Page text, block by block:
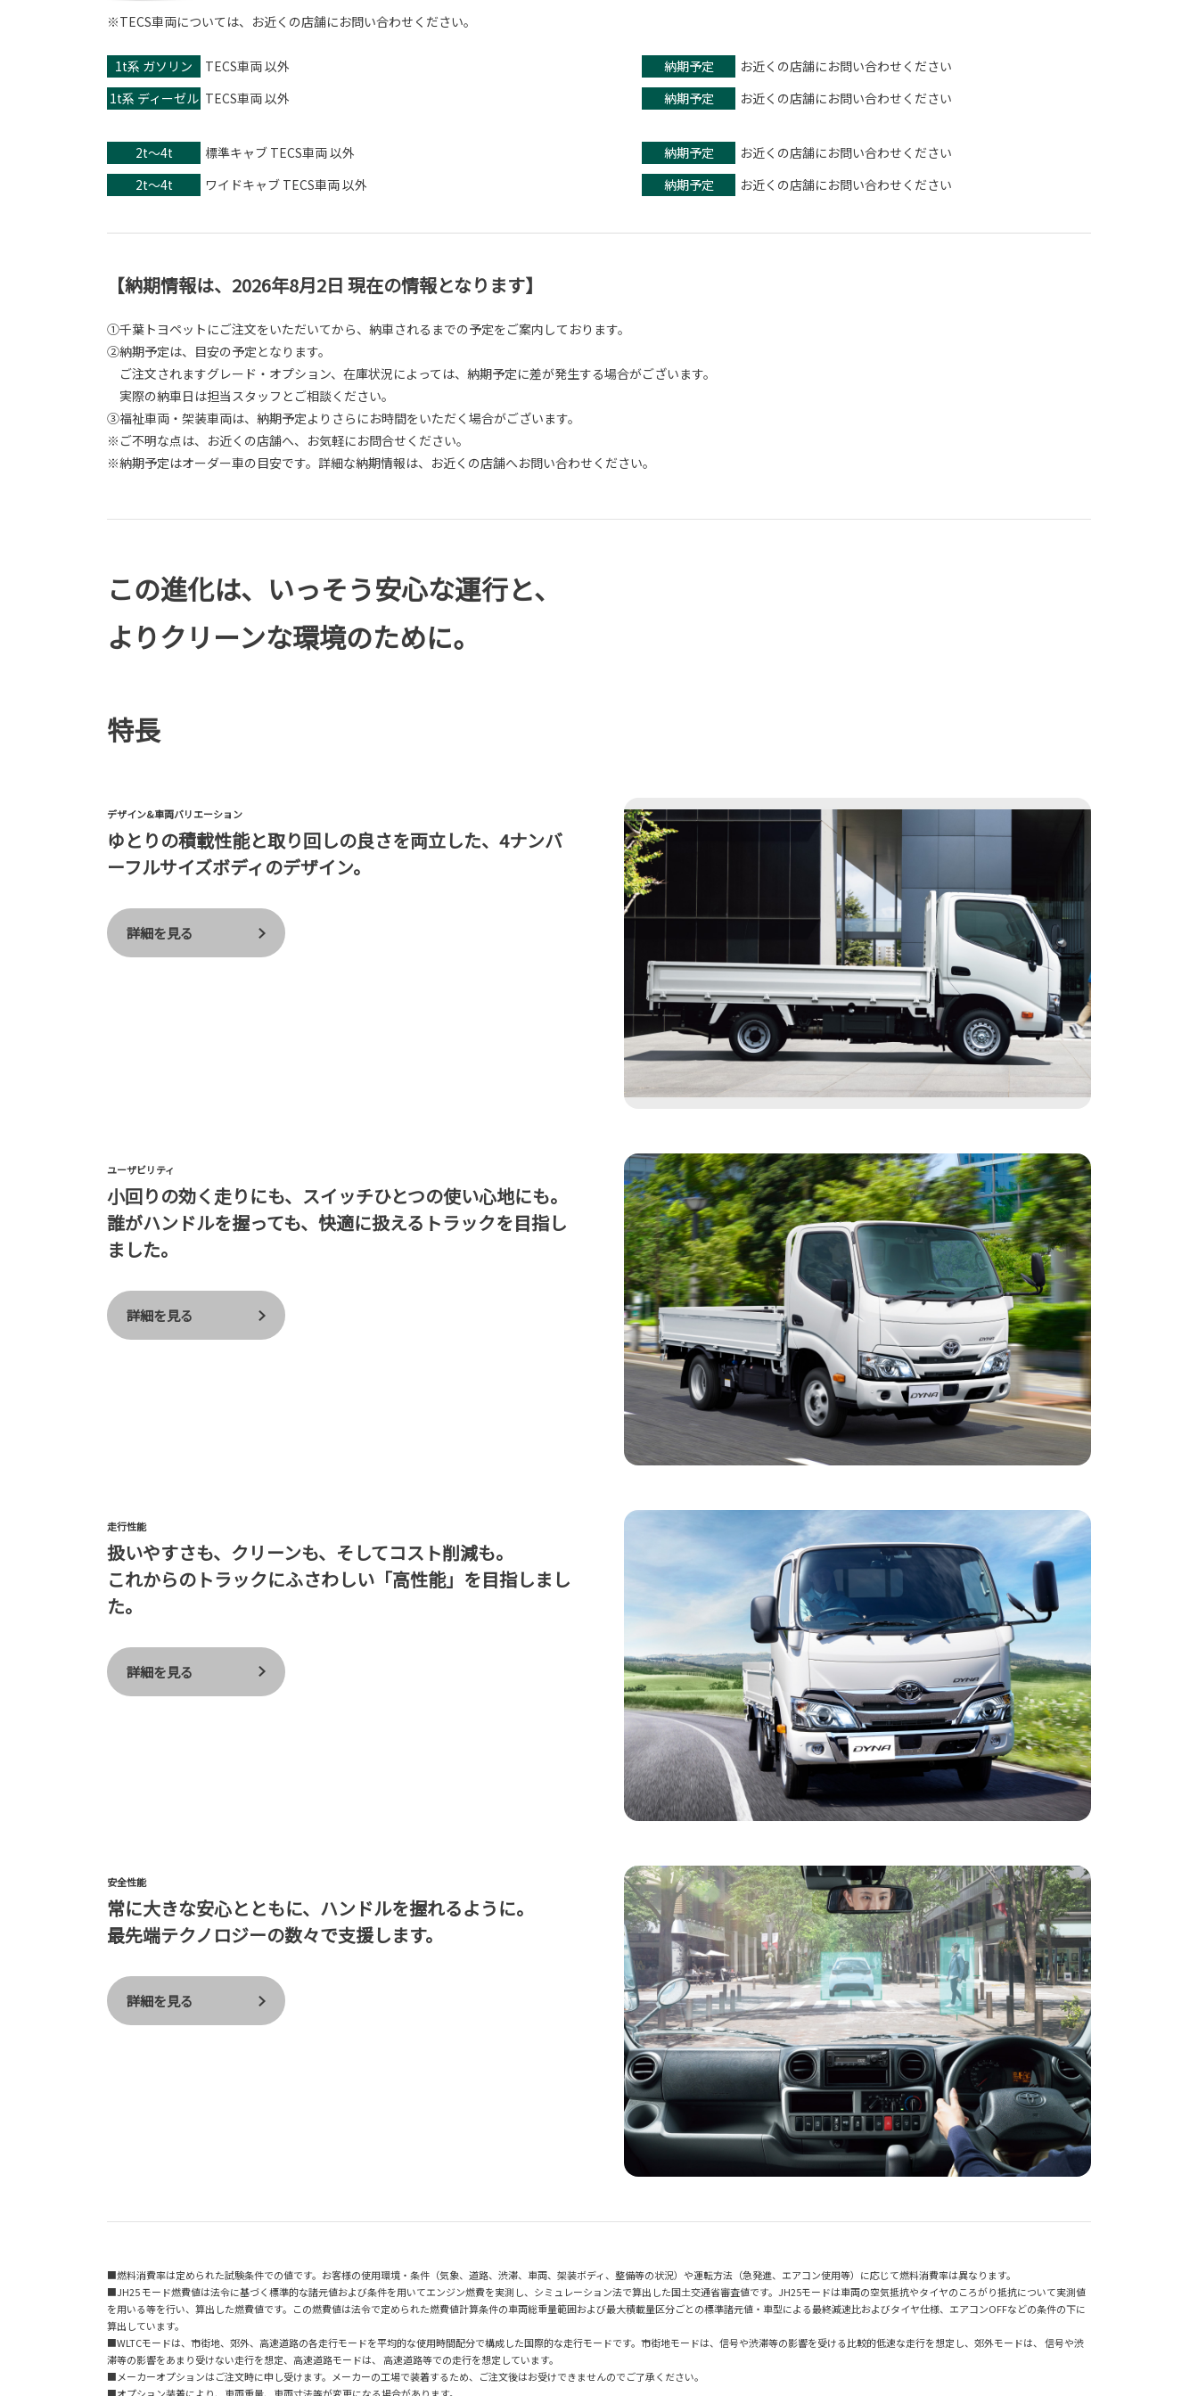
※TECS車両については、お近くの店舗にお問い合わせください。
1t系 ガソリン TECS車両 以外 納期予定
お近くの店舗にお問い合わせください
1t系 ディーゼル TECS車両 以外 納期予定 お近くの店舗にお問い合わせください
2t～4t 標準キャブ TECS車両 以外 納期予定
お近くの店舗にお問い合わせください
2t～4t
ワイドキャブ TECS車両 以外 納期予定 お近くの店舗にお問い合わせください
【納期情報は、2026年8月2日 現在の情報となります】
①千葉トヨペットにご注文をいただいてから、納車されるまでの予定をご案内しております。
②納期予定は、目安の予定となります。
ご注文されますグレード・オプション、在庫状況によっては、納期予定に差が発生する場合がございます。
実際の納車日は担当スタッフとご相談ください。
③福祉車両・架装車両は、納期予定よりさらにお時間をいただく場合がございます。
※ご不明な点は、お近くの店舗へ、お気軽にお問合せください。
※納期予定はオーダー車の目安です。詳細な納期情報は、お近くの店舗へお問い合わせください。
この進化は、いっそう安心な運行と、
よりクリーンな環境のために。
特長
デザイン&車両バリエーション
ゆとりの積載性能と取り回しの良さを両立した、4ナンバ
ーフルサイズボディのデザイン。
詳細を見る
ユーザビリティ
小回りの効く走りにも、スイッチひとつの使い心地にも。
誰がハンドルを握っても、快適に扱えるトラックを目指し
ました。
詳細を見る
走行性能
扱いやすさも、クリーンも、そしてコスト削減も。
これからのトラックにふさわしい「高性能」を目指しまし
た。
詳細を見る
安全性能
常に大きな安心とともに、ハンドルを握れるように。
最先端テクノロジーの数々で支援します。
詳細を見る
■燃料消費率は定められた試験条件での値です。お客様の使用環境・条件（気象、道路、渋滞、車両、架装ボディ、整備等の状況）や運転方法（急発進、エアコン使用等）に応じて燃料消費率は異なります。
■JH25 モード燃費値は法令に基づく標準的な諸元値および条件を用いてエンジン燃費を実測し、シミュレーション法で算出した国土交通省審査値です。JH25モードは車両の空気抵抗やタイヤのころがり抵抗について実測値
を用いる等を行い、算出した燃費値です。この燃費値は法令で定められた燃費値計算条件の車両総重量範囲および最大積載量区分ごとの標準諸元値・車型による最終減速比およびタイヤ仕様、エアコンOFFなどの条件の下に
算出しています。
■WLTCモードは、市街地、郊外、高速道路の各走行モードを平均的な使用時間配分で構成した国際的な走行モードです。市街地モードは、信号や渋滞等の影響を受ける比較的低速な走行を想定し、郊外モードは、 信号や渋
滞等の影響をあまり受けない走行を想定、高速道路モードは、 高速道路等での走行を想定しています。
■メーカーオプションはご注文時に申し受けます。メーカーの工場で装着するため、ご注文後はお受けできませんのでご了承ください。